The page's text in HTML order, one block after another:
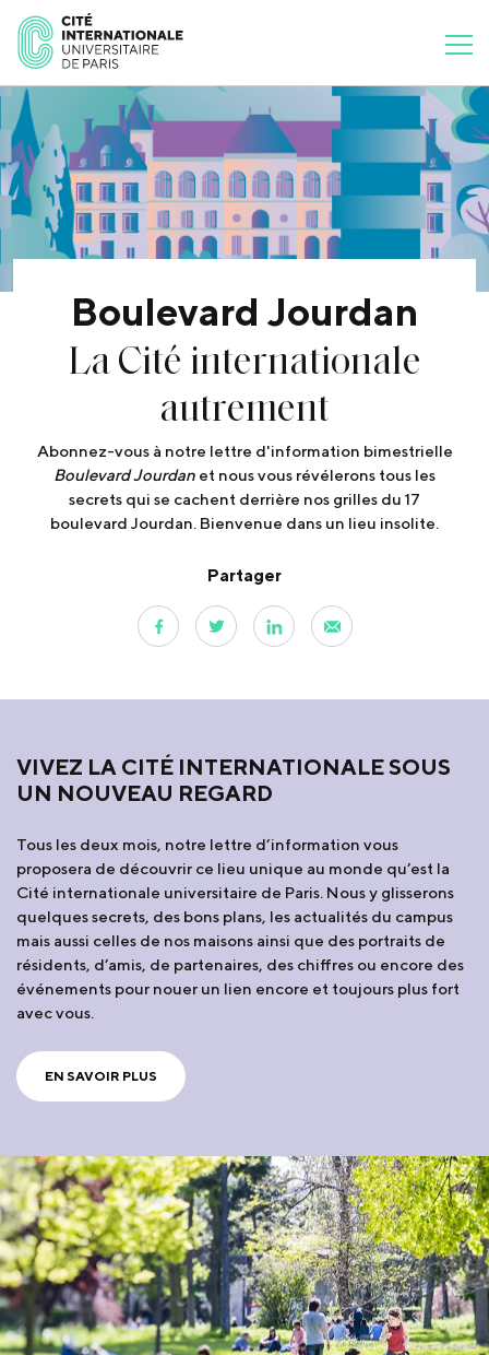
Boulevard Jourdan
La Cité internationale
autrement
Abonnez-vous à notre lettre d'information bimestrielle
Boulevard Jourdan et nous vous révélerons tous les
secrets qui se cachent derrière nos grilles du 17
boulevard Jourdan. Bienvenue dans un lieu insolite.
Partager
VIVEZ LA CITÉ INTERNATIONALE SOUS
UN NOUVEAU REGARD
Tous les deux mois, notre lettre d’information vous
proposera de découvrir ce lieu unique au monde qu’est la
Cité internationale universitaire de Paris. Nous y glisserons
quelques secrets, des bons plans, les actualités du campus
mais aussi celles de nos maisons ainsi que des portraits de
résidents, d’amis, de partenaires, des chiffres ou encore des
événements pour nouer un lien encore et toujours plus fort
avec vous.
EN SAVOIR PLUS